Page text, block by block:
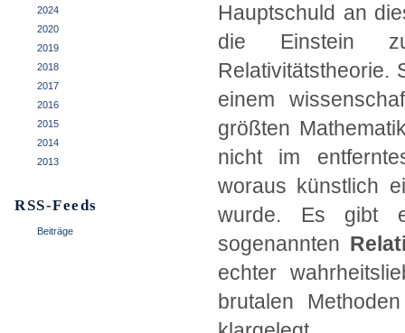
2024
2020
2019
2018
2017
2016
2015
2014
2013
RSS-Feeds
Beiträge
Hauptschuld an
die Einstein
Relativitätstheorie.
einem
größten
nicht im
woraus künstlich
wurde. Es gibt
sogenannten
echter
brutalen